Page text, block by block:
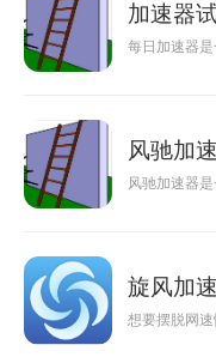
加速器
每日加速器
风驰加
风驰加速器
旋风加
想要摆脱网